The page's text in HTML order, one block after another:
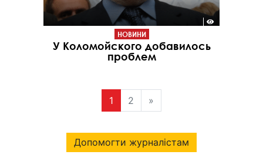
НОВИНИ
У Коломойского добавилось
проблем
1 2 »
Допомогти журналістам